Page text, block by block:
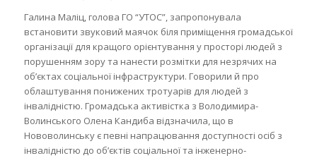
Галина Маліц, голова ГО “УТОС”, запропонувала
встановити звуковий маячок біля приміщення громадської
організації для кращого орієнтування у просторі людей з
порушенням зору та нанести розмітки для незрячих на
об’єктах соціальної інфраструктури. Говорили й про
облаштування понижених тротуарів для людей з
інвалідністю. Громадська активістка з Володимира-
Волинського Олена Кандиба відзначила, що в
Нововолинську є певні напрацювання доступності осіб з
інвалідністю до об’єктів соціальної та інженерно-